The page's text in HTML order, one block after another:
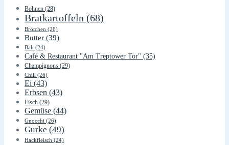
Bohnen (28)
Bratkartoffeln (68)
Brötchen (26)
Butter (39)
Bäh (24)
Café & Restaurant "Am Treptower Tor" (35)
Champignons (29)
Chili (26)
Ei (43)
Erbsen (43)
Fisch (29)
Gemüse (44)
Gnocchi (26)
Gurke (49)
Hackfleisch (24)